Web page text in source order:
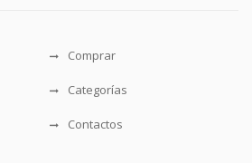
Comprar
Categorías
Contactos